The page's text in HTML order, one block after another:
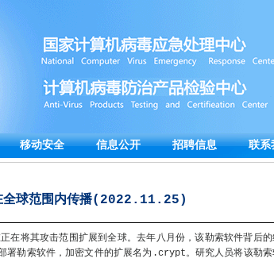
移动安全 信息公开 招聘信息 联系
全球范围内传播(2022.11.25)
在将其攻击范围扩展到全球。去年八月份，该勒索软件背后的
署勒索软件，加密文件的扩展名为.crypt。研究人员将该勒索